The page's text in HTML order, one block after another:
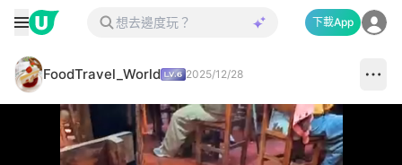
下載App
FoodTravel_World 2025/12/28